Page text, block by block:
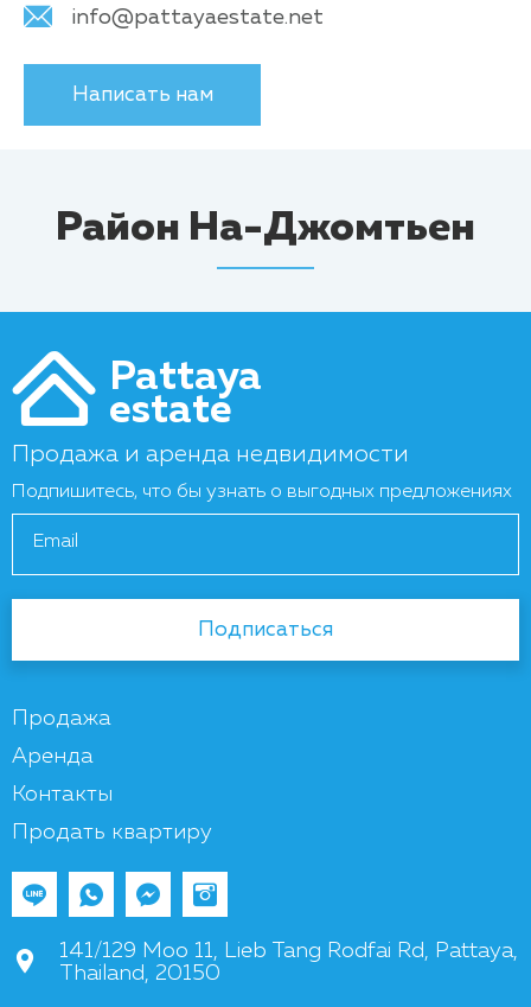
info@pattayaestate.net
Написать нам
Район На-Джомтьен
Pattaya
estate
Продажа и аренда недвидимости
Подпишитесь, что бы узнать о выгодных предложениях
Email
Подписаться
Продажа
Аренда
Контакты
Продать квартиру
141/129 Moo 11, Lieb Tang Rodfai Rd, Pattaya,
Thailand, 20150